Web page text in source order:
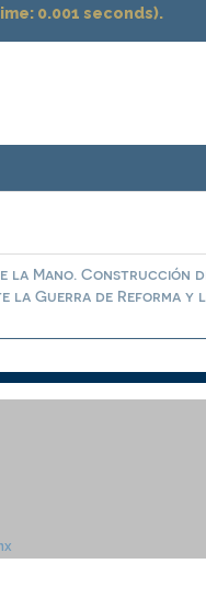
0.001 seconds).
la Mano. Construcción
la Guerra de Reforma y